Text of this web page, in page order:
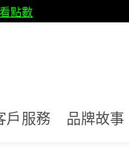
點數
戶服務 品牌故事